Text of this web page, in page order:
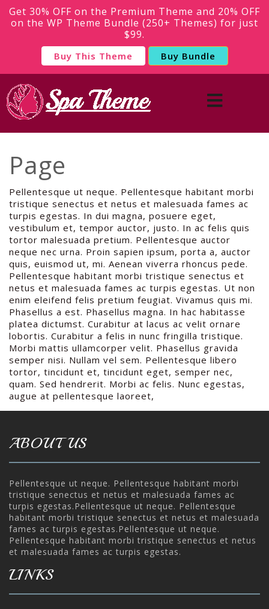
Get 30% OFF on the Premium Theme and 20% OFF
on the WP Theme Bundle (250+ Themes) for just
$99.
Buy This Theme Buy Bundle
Page
Pellentesque ut neque. Pellentesque habitant morbi
tristique senectus et netus et malesuada fames ac
turpis egestas. In dui magna, posuere eget,
vestibulum et, tempor auctor, justo. In ac felis quis
tortor malesuada pretium. Pellentesque auctor
neque nec urna. Proin sapien ipsum, porta a, auctor
quis, euismod ut, mi. Aenean viverra rhoncus pede.
Pellentesque habitant morbi tristique senectus et
netus et malesuada fames ac turpis egestas. Ut non
enim eleifend felis pretium feugiat. Vivamus quis mi.
Phasellus a est. Phasellus magna. In hac habitasse
platea dictumst. Curabitur at lacus ac velit ornare
lobortis. Curabitur a felis in nunc fringilla tristique.
Morbi mattis ullamcorper velit. Phasellus gravida
semper nisi. Nullam vel sem. Pellentesque libero
tortor, tincidunt et, tincidunt eget, semper nec,
quam. Sed hendrerit. Morbi ac felis. Nunc egestas,
augue at pellentesque laoreet,
ABOUT US
Pellentesque ut neque. Pellentesque habitant morbi
tristique senectus et netus et malesuada fames ac
turpis egestas.Pellentesque ut neque. Pellentesque
habitant morbi tristique senectus et netus et malesuada
fames ac turpis egestas.Pellentesque ut neque.
Pellentesque habitant morbi tristique senectus et netus
et malesuada fames ac turpis egestas.
LINKS